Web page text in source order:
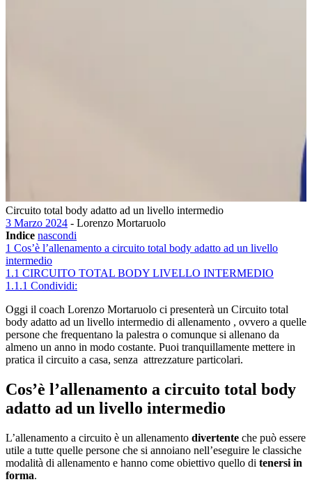
Circuito total body adatto ad un livello intermedio
3 Marzo 2024 - Lorenzo Mortaruolo
Indice nascondi
1 Cos’è l’allenamento a circuito total body adatto ad un livello
intermedio
1.1 CIRCUITO TOTAL BODY LIVELLO INTERMEDIO
1.1.1 Condividi:
Oggi il coach Lorenzo Mortaruolo ci presenterà un Circuito total
body adatto ad un livello intermedio di allenamento , ovvero a quelle
persone che frequentano la palestra o comunque si allenano da
almeno un anno in modo costante. Puoi tranquillamente mettere in
pratica il circuito a casa, senza attrezzature particolari.
Cos’è l’allenamento a circuito total body
adatto ad un livello intermedio
L’allenamento a circuito è un allenamento divertente che può essere
utile a tutte quelle persone che si annoiano nell’eseguire le classiche
modalità di allenamento e hanno come obiettivo quello di tenersi in
forma.